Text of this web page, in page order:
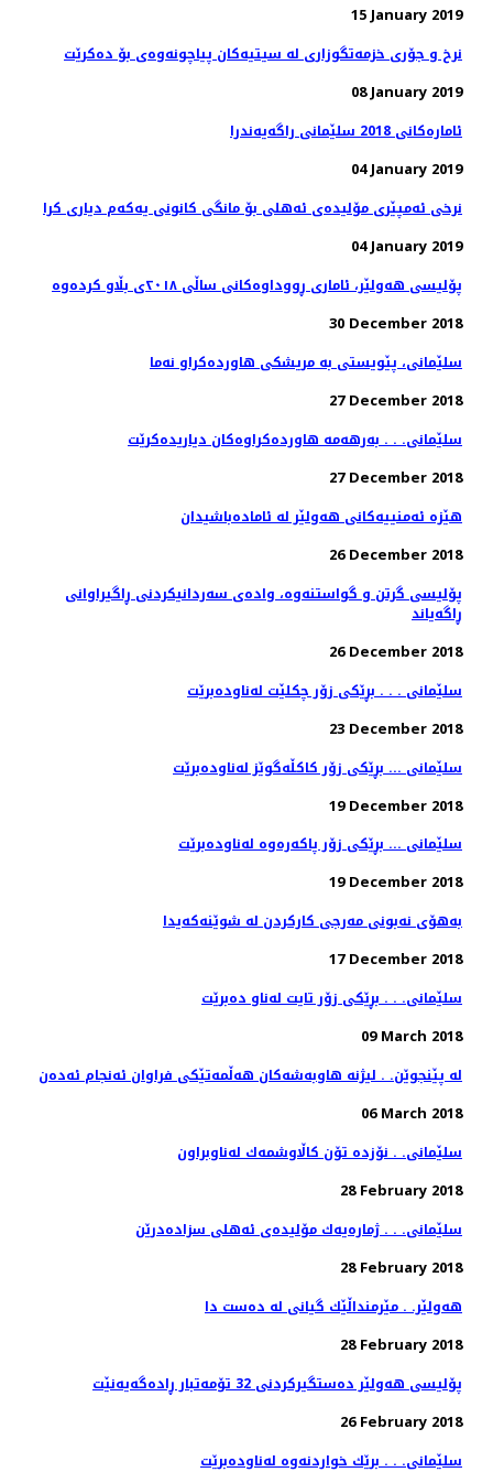
15 January 2019
08 January 2019
ئاماره‌كانی 2018 سلێمانی راگه‌یه‌ندرا
04 January 2019
نرخی ئەمپێری مۆلیدەی ئەهلی بۆ مانگی كانونی یەكەم دیاری كرا
04 January 2019
پۆلیسی هەولێر، ئاماری ڕووداوەكانی ساڵی ٢٠١٨ی بڵاو كردەوە
30 December 2018
27 December 2018
سلێمانی. . . به‌رهه‌مه‌ هاورده‌كراوه‌كان دیاریده‌كرێت
27 December 2018
هێزە ئەمنییەكانی هەولێر لە ئامادەباشیدان
26 December 2018
پۆلیسی گرتن و گواستنەوە، وادەی سەردانیكردنی ڕاگیراوانی
ڕاگەیاند
26 December 2018
سلێمانی . . . بڕێكی زۆر چكلێت له‌ناوده‌برێت
23 December 2018
سلێمانی ... بڕێكی زۆر كاكڵه‌گوێز له‌ناوده‌برێت
19 December 2018
سلێمانی ... بڕێكی زۆر پاكه‌ره‌وه‌ له‌ناوده‌برێت
19 December 2018
به‌هۆی نه‌بونی مه‌رجی كاركردن له‌ شوێنه‌كه‌یدا
17 December 2018
سلێمانی. . . بڕێكی زۆر تایت له‌ناو ده‌برێت
09 March 2018
له‌ پێنجوێن. . لیژنه‌ هاوبه‌شه‌كان هه‌ڵمه‌تێكی فراوان ئه‌نجام ئه‌ده‌ن
06 March 2018
سلێمانی. . نۆزده‌ تۆن كاڵاوشمه‌ك له‌ناوبراون
28 February 2018
سلێمانی. . . ژماره‌یه‌ك مۆلیده‌ی ئه‌هلی سزاده‌درێن
28 February 2018
هەولێر. . مێرمنداڵێك گیانی لە دەست دا
28 February 2018
پۆلیسی هەولێر دەستگیركردنی 32 تۆمەتبار ڕادەگەیەنێت
26 February 2018
سلێمانی. . . برێك خواردنه‌وه‌ له‌ناوده‌برێت